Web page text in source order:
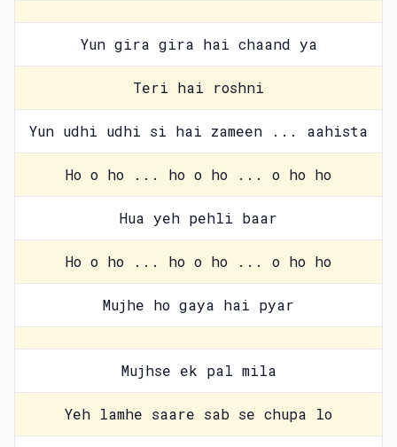
Yun gira gira hai chaand ya
Teri hai roshni
Yun udhi udhi si hai zameen ... aahista
Ho o ho ... ho o ho ... o ho ho
Hua yeh pehli baar
Ho o ho ... ho o ho ... o ho ho
Mujhe ho gaya hai pyar
Mujhse ek pal mila
Yeh lamhe saare sab se chupa lo